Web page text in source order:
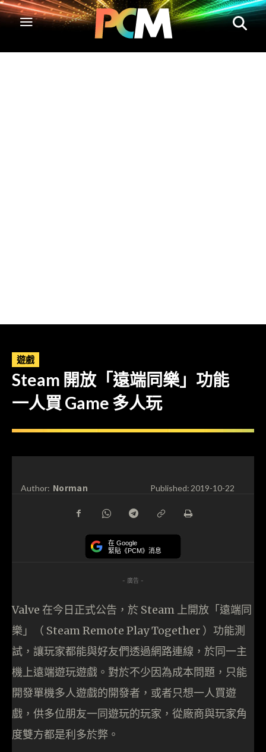
遊戲
Steam 開放「遠端同樂」功能
一人買 Game 多人玩
Author: Norman Published:2019-10-22
在 Google
緊貼《PCM》消息
- 廣告 -
Valve 在今日正式公告，於 Steam 上開放「遠端同
樂」（ Steam Remote Play Together ）功能測
試，讓玩家都能與好友們透過網路連線，於同一主
機上遠端遊玩遊戲。對於不少因為成本問題，只能
開發單機多人遊戲的開發者，或者只想一人買遊
戲，供多位朋友一同遊玩的玩家，從廠商與玩家角
度雙方都是利多於弊。